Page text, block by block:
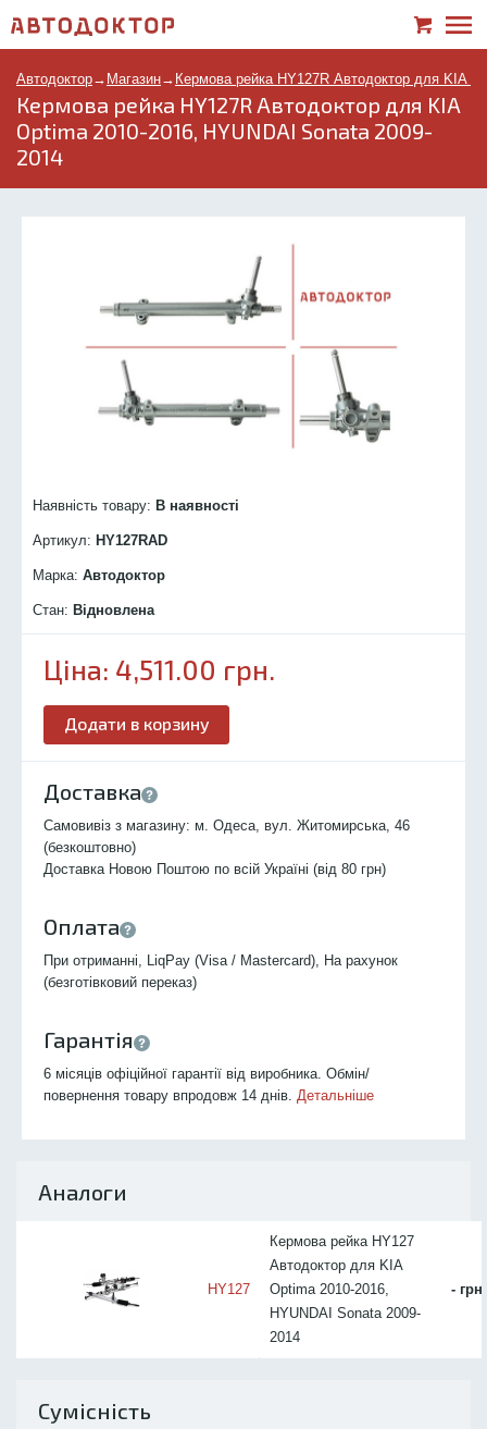
Автодоктор→ Магазин→ Кермова рейка HY127R Автодоктор для KIA
Кермова рейка HY127R Автодоктор для KIA
Optima 2010-2016, HYUNDAI Sonata 2009-
2014
Наявність товару: В наявності
Артикул: HY127RAD
Марка: Автодоктор
Стан: Відновлена
Ціна: 4,511.00 грн.
Додати в корзину
Доставка
Самовивіз з магазину: м. Одеса, вул. Житомирська, 46
(безкоштовно)
Доставка Новою Поштою по всій Україні (від 80 грн)
Оплата
При отриманні, LiqPay (Visa / Mastercard), На рахунок
(безготівковий переказ)
Гарантія
6 місяців офіційної гарантії від виробника. Обмін/
повернення товару впродовж 14 днів. Детальніше
Аналоги
HY127
Кермова рейка HY127
Автодоктор для KIA
Optima 2010-2016,
HYUNDAI Sonata 2009-
2014
- грн
Сумісність